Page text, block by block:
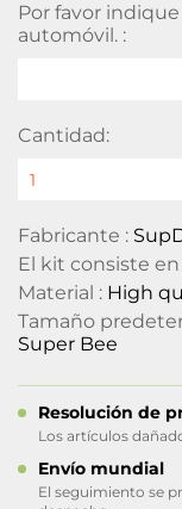
Por favor
automóvil. :
Cantidad:
Fabricante :
El kit consiste en
Material : High
Tamaño
Super Bee
Resolución de
Los artículos
Envío mundial
El seguimiento se